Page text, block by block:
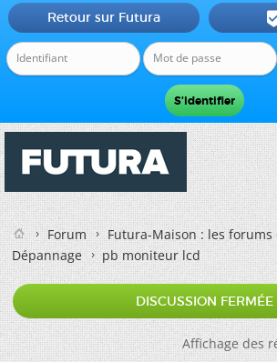
Retour sur Futura
Forum
Futura-Maison : les forums
Dépannage
pb moniteur lcd
DISCUSSION FERMÉE
Affichage des